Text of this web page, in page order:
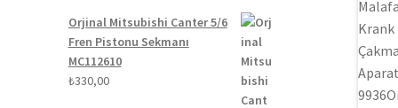
Orjinal Mitsubishi Canter 5/6
Fren Pistonu Sekmanı
MC112610
₺330,00